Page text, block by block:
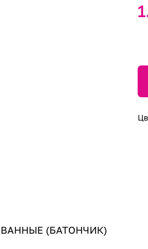
(БАТОНЧИК)